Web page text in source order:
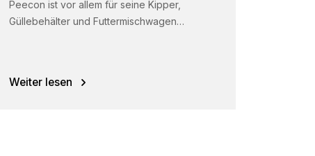
Peecon ist vor allem für seine Kipper,
Güllebehälter und Futtermischwagen
Weiter lesen